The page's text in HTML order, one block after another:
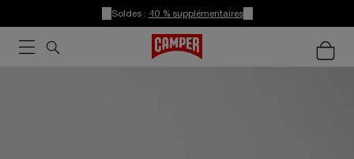
Soldes : -10 % supplémentaires